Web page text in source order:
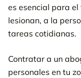
es esencial para
lesionan, a la
tareas cotidianas.
Contratar a un
personales en tu